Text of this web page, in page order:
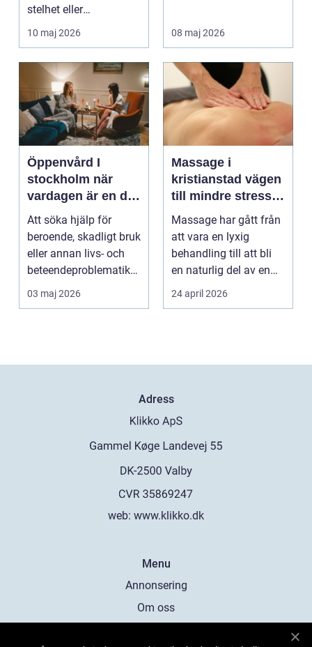
stelhet eller
återkommande värk
börjar...
10 maj 2026 08 maj 2026
Öppenvård I
stockholm när
vardagen är en del
av behandlingen
Att söka hjälp för
beroende, skadligt bruk
eller annan livs- och
beteendeproblematik
är ett stort st...
03 maj 2026
Massage i
kristianstad vägen
till mindre stress
och mer energi i
vardagen
Massage har gått från
att vara en lyxig
behandling till att bli
en naturlig del av en
hållbar livsst...
24 april 2026
Adress
web: www.klikko.dk
Menu
Annonsering
Om oss